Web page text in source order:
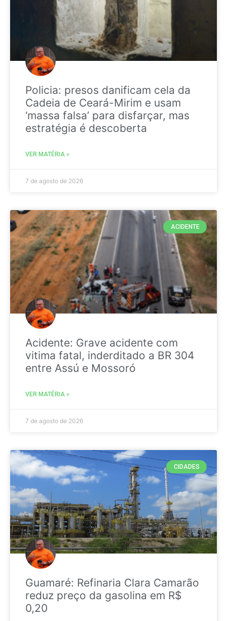
Policia: presos danificam cela da
Cadeia de Ceará-Mirim e usam
‘massa falsa’ para disfarçar, mas
estratégia é descoberta
VER MATÉRIA »
7 de agosto de 2026
ACIDENTE
Acidente: Grave acidente com
vitima fatal, inderditado a BR 304
entre Assú e Mossoró
VER MATÉRIA »
7 de agosto de 2026
CIDADES
Guamaré: Refinaria Clara Camarão
reduz preço da gasolina em R$
0,20